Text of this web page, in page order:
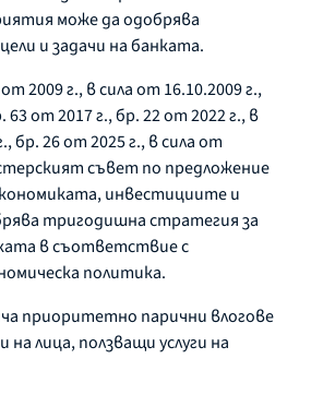
може да одобрява
и задачи на банката.
2009 г., в сила от 16.10.2009 г.,
63 от 2017 г., бр. 22 от 2022 г., в
бр. 26 от 2025 г., в сила от
съвет по предложение
инвестициите и
тригодишна стратегия за
в съответствие с
политика.
приоритетно парични влогове
на лица, ползващи услуги на